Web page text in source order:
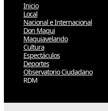
Inicio
Local
Nacional e Internacional
Don Maqui
Maquiavelando
Cultura
Espectáculos
Deportes
Observatorio Ciudadano
RDM